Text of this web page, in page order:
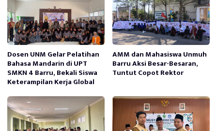
Dosen UNM Gelar Pelatihan
Bahasa Mandarin di UPT
SMKN 4 Barru, Bekali Siswa
Keterampilan Kerja Global
AMM dan Mahasiswa Unmuh
Barru Aksi Besar-Besaran,
Tuntut Copot Rektor